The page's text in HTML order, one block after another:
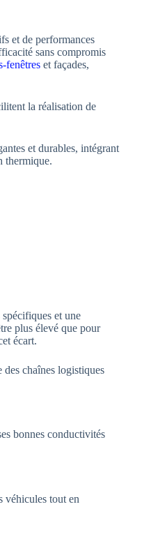
et de performances
sans compromis
fenêtres et façades,
la réalisation de
et durables, intégrant
thermique.
et une
plus élevé que pour
écart.
chaînes logistiques
bonnes conductivités
véhicules tout en